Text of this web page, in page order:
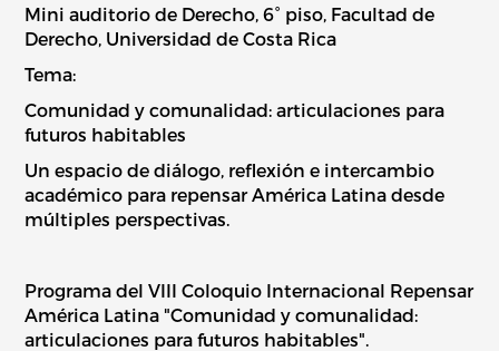
Mini auditorio de Derecho, 6° piso, Facultad de
Derecho, Universidad de Costa Rica
Tema:
Comunidad y comunalidad: articulaciones para
futuros habitables
Un espacio de diálogo, reflexión e intercambio
académico para repensar América Latina desde
múltiples perspectivas.
Programa del VIII Coloquio Internacional Repensar
América Latina "Comunidad y comunalidad:
articulaciones para futuros habitables".